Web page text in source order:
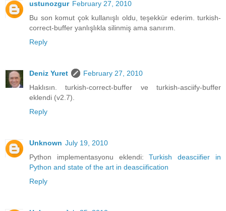
ustunozgur February 27, 2010
Bu son komut çok kullanışlı oldu, teşekkür ederim. turkish-
correct-buffer yanlışlıkla silinmiş ama sanırım.
Reply
Deniz Yuret
February 27, 2010
Haklısın. turkish-correct-buffer ve turkish-asciify-buffer
eklendi (v2.7).
Reply
Unknown July 19, 2010
Python implementasyonu eklendi:Turkish deasciifier in
Python and state of the art in deasciification
Reply